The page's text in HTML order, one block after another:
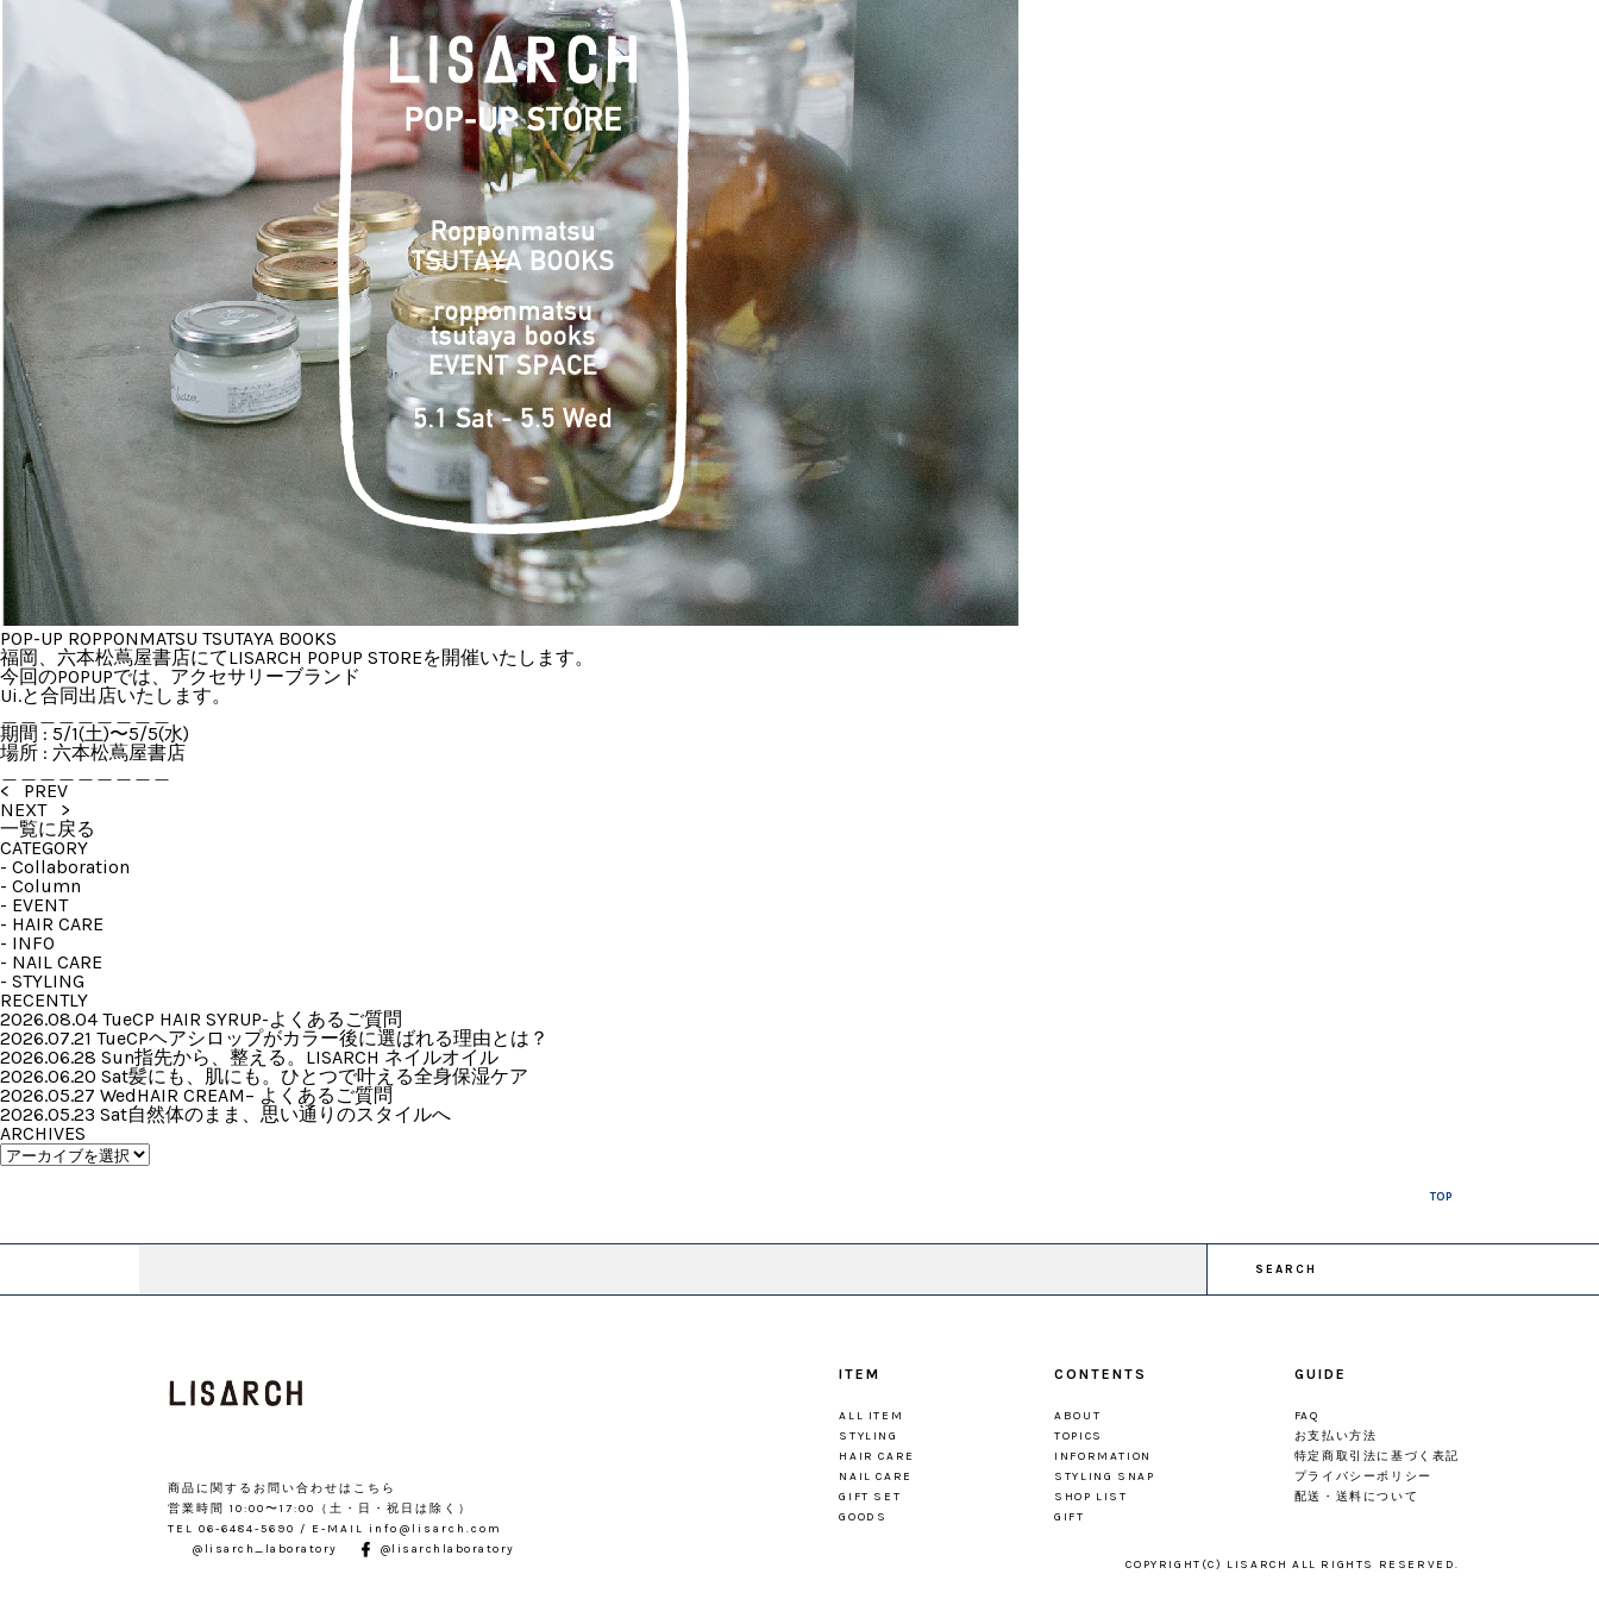
POP-UP ROPPONMATSU TSUTAYA BOOKS
福岡、六本松蔦屋書店にてLISARCH POPUP STOREを開催いたします。
今回のPOPUPでは、アクセサリーブランド
Ui.と合同出店いたします。
期間 : 5/1(土)〜5/5(水)
場所 : 六本松蔦屋書店
< PREV
NEXT >
一覧に戻る
CATEGORY
- Collaboration
- Column
- EVENT
- HAIR CARE
- INFO
- NAIL CARE
- STYLING
RECENTLY
2026.08.04 TueCP HAIR SYRUP-よくあるご質問
2026.07.21 TueCPヘアシロップがカラー後に選ばれる理由とは？
2026.06.28 Sun指先から、整える。LISARCH ネイルオイル
2026.06.20 Sat髪にも、肌にも。ひとつで叶える全身保湿ケア
2026.05.27 WedHAIR CREAM– よくあるご質問
2026.05.23 Sat自然体のまま、思い通りのスタイルへ
ARCHIVES
TOP
SEARCH
商品に関するお問い合わせはこちら
営業時間 10:00〜17:00（土・日・祝日は除く）
TEL 06-6484-5690 / E-MAIL info@lisarch.com
@lisarch_laboratory
@lisarchlaboratory
ITEM
ALL ITEM
STYLING
HAIR CARE
NAIL CARE
GIFT SET
GOODS
CONTENTS
ABOUT
TOPICS
INFORMATION
STYLING SNAP
SHOP LIST
GIFT
GUIDE
FAQ
お支払い方法
特定商取引法に基づく表記
プライバシーポリシー
配送・送料について
COPYRIGHT(C) LISARCH ALL RIGHTS RESERVED.